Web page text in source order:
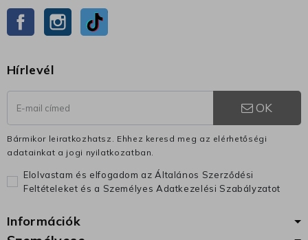
Facebook Instagram
Hírlevél
OK
Bármikor leiratkozhatsz. Ehhez keresd meg az elérhetőségi
adatainkat a jogi nyilatkozatban.
Elolvastam és elfogadom az Általános Szerződési
Feltételeket és a Személyes Adatkezelési Szabályzatot
Információk